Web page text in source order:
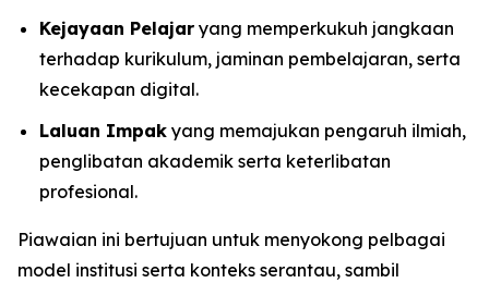
Kejayaan Pelajar yang memperkukuh jangkaan
terhadap kurikulum, jaminan pembelajaran, serta
kecekapan digital.
Laluan Impak yang memajukan pengaruh ilmiah,
penglibatan akademik serta keterlibatan
profesional.
Piawaian ini bertujuan untuk menyokong pelbagai
model institusi serta konteks serantau, sambil